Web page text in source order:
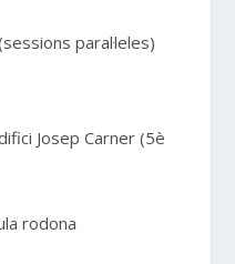
paral·leles)
Josep Carner (5è
rodona